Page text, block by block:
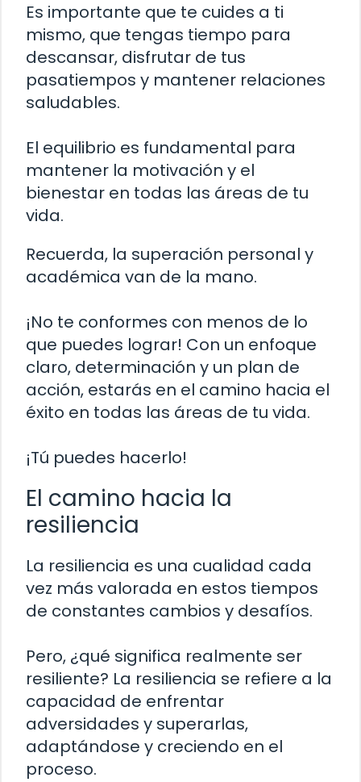
Es importante que te cuides a ti
mismo, que tengas tiempo para
descansar, disfrutar de tus
pasatiempos y mantener relaciones
saludables.
El equilibrio es fundamental para
mantener la motivación y el
bienestar en todas las áreas de tu
vida.
Recuerda, la superación personal y
académica van de la mano.
¡No te conformes con menos de lo
que puedes lograr! Con un enfoque
claro, determinación y un plan de
acción, estarás en el camino hacia el
éxito en todas las áreas de tu vida.
¡Tú puedes hacerlo!
El camino hacia la
resiliencia
La resiliencia es una cualidad cada
vez más valorada en estos tiempos
de constantes cambios y desafíos.
Pero, ¿qué significa realmente ser
resiliente? La resiliencia se refiere a la
capacidad de enfrentar
adversidades y superarlas,
adaptándose y creciendo en el
proceso.